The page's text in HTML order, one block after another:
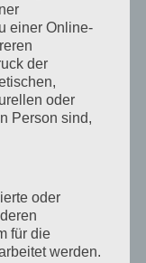
einer Online-
der
oder
Person sind,
oder
für die
werden.